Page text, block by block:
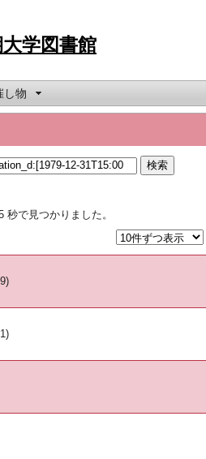
学図書館
し物
で見つかりました。